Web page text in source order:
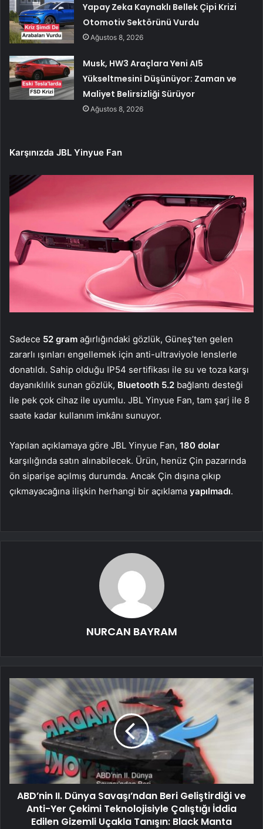
Yapay Zeka Kaynaklı Bellek Çipi Krizi
Otomotiv Sektörünü Vurdu
Ağustos 8, 2026
Musk, HW3 Araçlara Yeni AI5
Yükseltmesini Düşünüyor: Zaman ve
Maliyet Belirsizliği Sürüyor
Ağustos 8, 2026
Karşınızda JBL Yinyue Fan
Sadece 52 gram ağırlığındaki gözlük, Güneş’ten gelen
zararlı ışınları engellemek için anti-ultraviyole lenslerle
donatıldı. Sahip olduğu IP54 sertifikası ile su ve toza karşı
dayanıklılık sunan gözlük, Bluetooth 5.2 bağlantı desteği
ile pek çok cihaz ile uyumlu. JBL Yinyue Fan, tam şarj ile 8
saate kadar kullanım imkânı sunuyor.
Yapılan açıklamaya göre JBL Yinyue Fan, 180 dolar
karşılığında satın alınabilecek. Ürün, henüz Çin pazarında
ön siparişe açılmış durumda. Ancak Çin dışına çıkıp
çıkmayacağına ilişkin herhangi bir açıklama yapılmadı.
NURCAN BAYRAM
ABD’nin II. Dünya Savaşı’ndan Beri Geliştirdiği ve
Anti-Yer Çekimi Teknolojisiyle Çalıştığı İddia
Edilen Gizemli Uçakla Tanışın: Black Manta